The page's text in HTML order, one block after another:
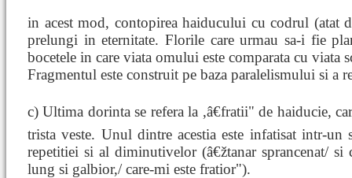
in acest mod, contopirea haiducului cu codrul (atat
prelungi in eternitate. Florile care urmau sa-i fie
bocetele in care viata omului este comparata cu viata
Fragmentul este construit pe baza paralelismului si a
c) Ultima dorinta se refera la ,â€fratii" de haiducie,
trista veste. Unul dintre acestia este infatisat intr-
repetitiei si al diminutivelor (â€žtanar sprancenat/ si
lung si galbior,/ care-mi este fratior").